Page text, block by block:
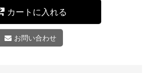
カートに入れる
お問い合わせ